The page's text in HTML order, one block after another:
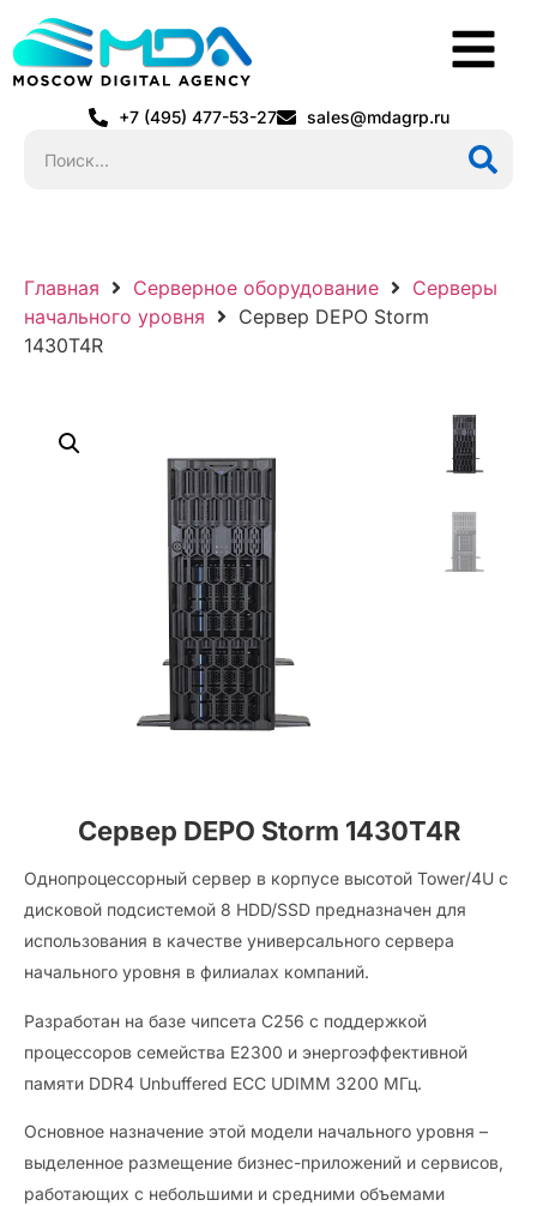
+7 (495) 477-53-27 sales@mdagrp.ru
Главная Серверное оборудование
Серверы
начального уровня
Сервер DEPO Storm
1430T4R
Сервер DEPO Storm 1430T4R
Однопроцессорный сервер в корпусе высотой Tower/4U с
дисковой подсистемой 8 HDD/SSD предназначен для
использования в качестве универсального сервера
начального уровня в филиалах компаний.
Разработан на базе чипсета C256 с поддержкой
процессоров семейства E2300 и энергоэффективной
памяти DDR4 Unbuffered ECC UDIMM 3200 МГц.
Основное назначение этой модели начального уровня –
выделенное размещение бизнес-приложений и сервисов,
работающих с небольшими и средними объемами